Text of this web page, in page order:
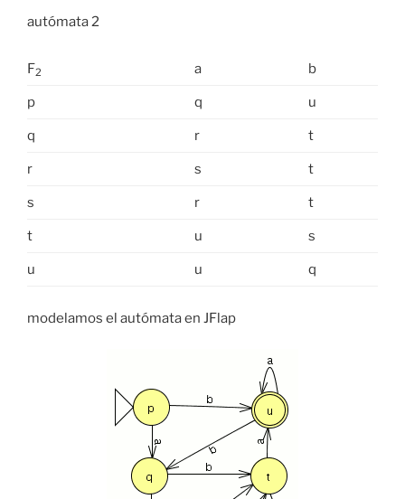
autómata 2
F2 a b
p q u
q r t
r s t
s r t
t u s
u u q
modelamos el autómata en JFlap